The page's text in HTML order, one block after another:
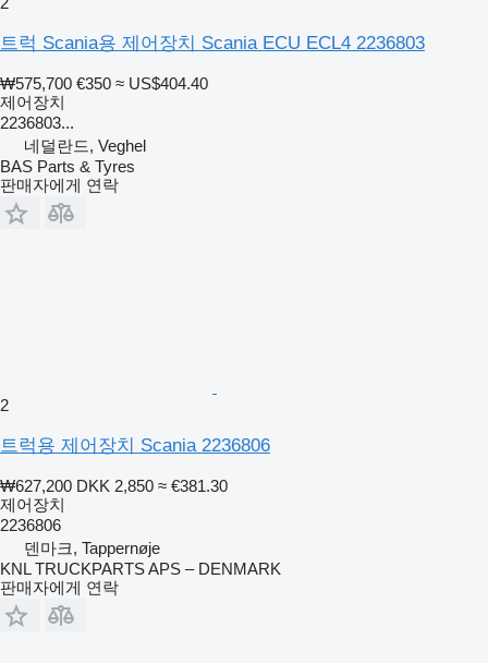
트럭 Scania용 제어장치 Scania ECU ECL4 2236803
₩575,700 €350 ≈ US$404.40
제어장치
2236803...
네덜란드, Veghel
BAS Parts & Tyres
판매자에게 연락
2
트럭용 제어장치 Scania 2236806
₩627,200 DKK 2,850 ≈ €381.30
제어장치
2236806
덴마크, Tappernøje
KNL TRUCKPARTS APS – DENMARK
판매자에게 연락